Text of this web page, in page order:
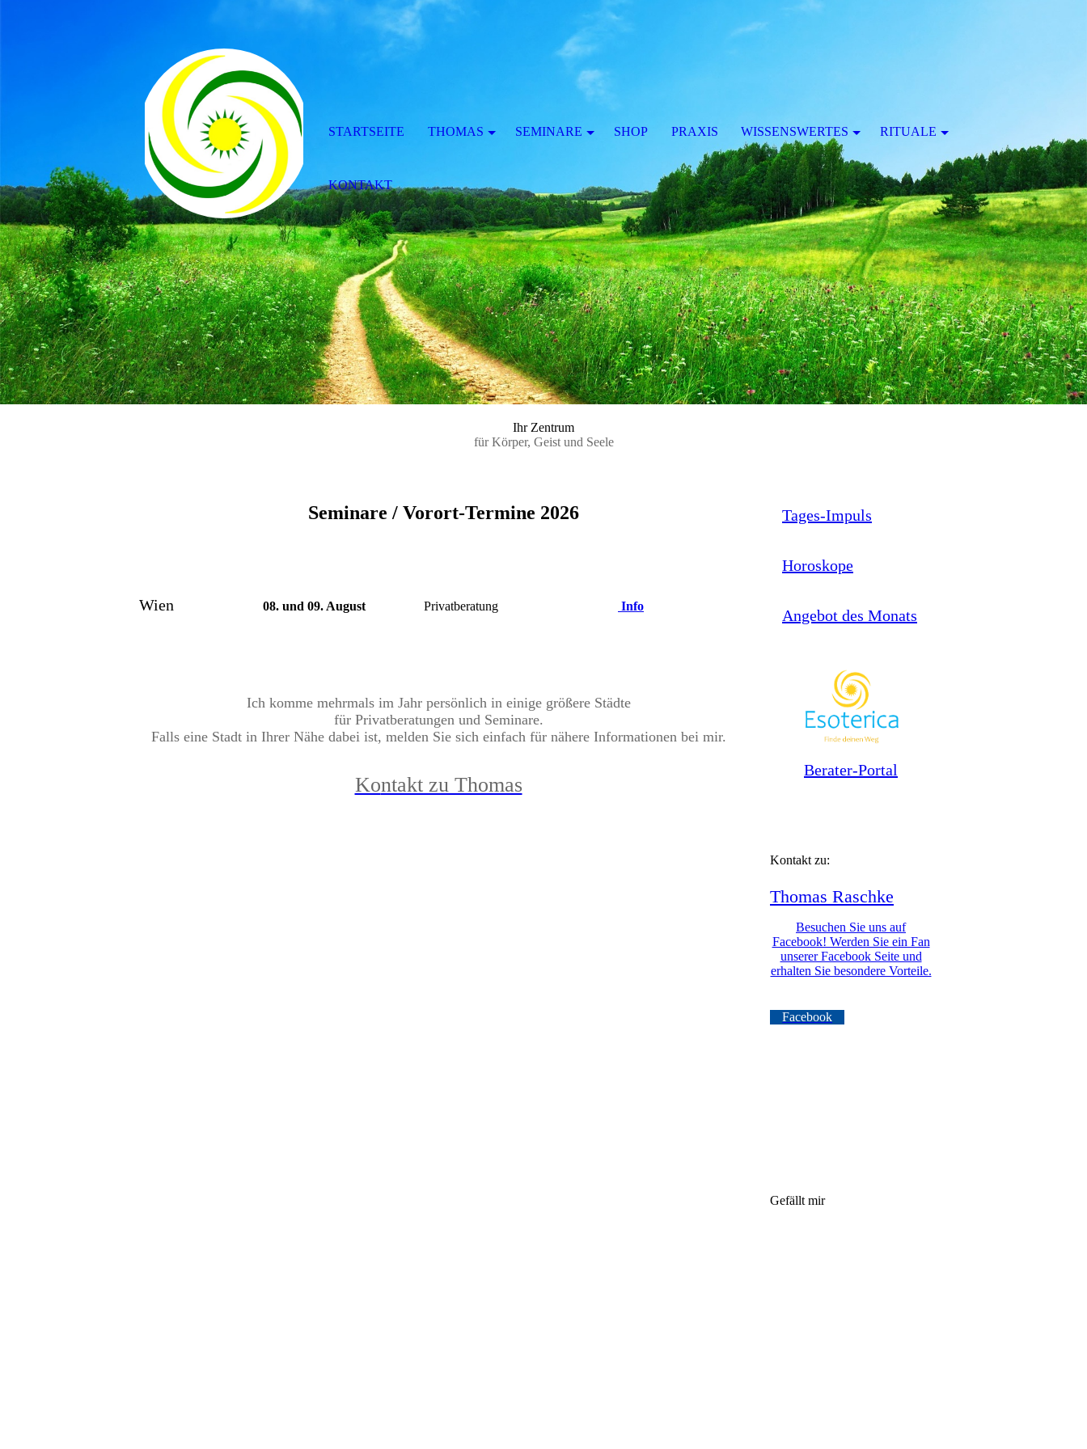
Ihr Zentrum
für Körper, Geist und Seele
Seminare / Vorort-Termine 2026
Wien 08. und 09. August Privatberatung Info
Ich komme mehrmals im Jahr persönlich in einige größere Städte
für Privatberatungen und Seminare.
Falls eine Stadt in Ihrer Nähe dabei ist, melden Sie sich einfach für nähere Informationen bei mir.
Kontakt zu Thomas
Tages-Impuls
Horoskope
Angebot des Monats
Berater-Portal
Kontakt zu:
Thomas Raschke
Besuchen Sie uns auf
Facebook! Werden Sie ein Fan
unserer Facebook Seite und
erhalten Sie besondere Vorteile.
Facebook
Gefällt mir
STARTSEITE THOMAS SEMINARE SHOP PRAXIS WISSENSWERTES RITUALE
KONTAKT